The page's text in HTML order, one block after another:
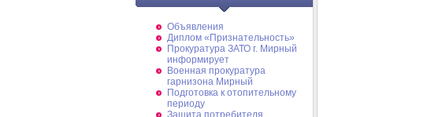
Объявления
Диплом «Признательность»
Прокуратура ЗАТО г. Мирный
информирует
Военная прокуратура
гарнизона Мирный
Подготовка к отопительному
периоду
Защита потребителя